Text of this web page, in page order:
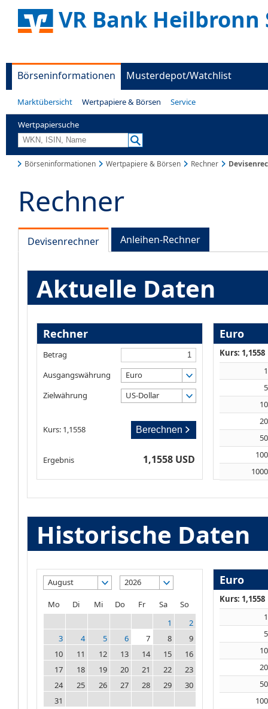
VR Bank Heilbronn
Börseninformationen Musterdepot/Watchlist
Marktübersicht Wertpapiere & Börsen Service
Wertpapiersuche
Börseninformationen Wertpapiere & Börsen Rechner
Rechner
Devisenrechner Anleihen-Rechner
Aktuelle Daten
Rechner
Betrag
Ausgangswährung
Euro
Zielwährung
US-Dollar
Kurs: 1,1558 Berechnen
Ergebnis 1,1558 USD
Euro
Kurs:
Historische Daten
August 2026
Mo Di Mi Do Fr Sa
So
1
2
3
4 5 6 7 8
9
10
11 12 13 14 15
16
17
18 19 20 21 22
23
24
25 26 27 28 29
30
31
Euro
Kurs: